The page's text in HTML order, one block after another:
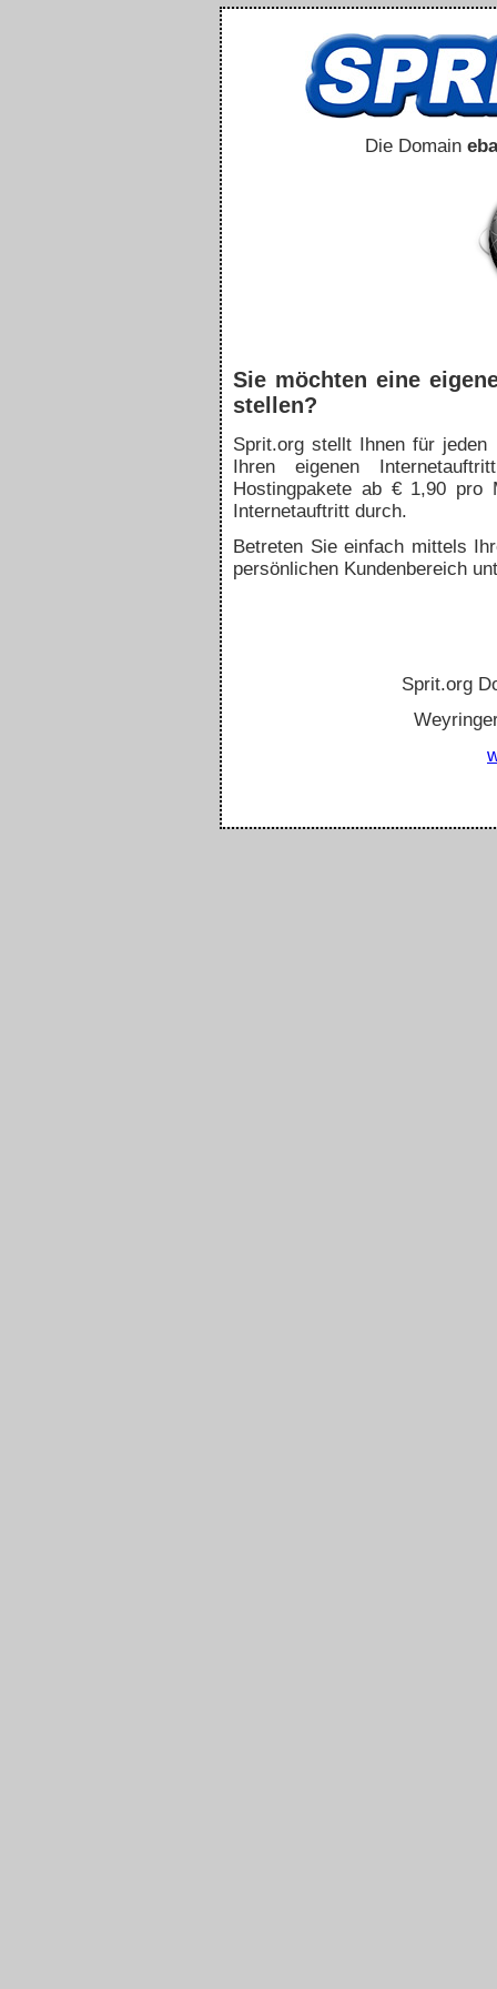
Die Domain
Sie möchten eine
stellen?
Sprit.org stellt Ihnen für jeden
Ihren eigenen
Hostingpakete ab € 1,90 pro
Internetauftritt durch.
Betreten Sie einfach mittels
persönlichen Kundenbereich
Sprit.org